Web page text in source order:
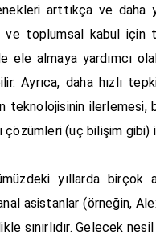
arttıkça ve
ve toplumsal kabul
almaya yardımcı
Ayrıca, daha hızlı
teknolojisinin
(uç bilişim gibi)
yıllarda
asistanlar (örneğin,
Gelecek nesil